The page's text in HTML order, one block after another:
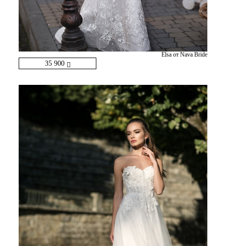
35 900
Elsa от Nava Bride